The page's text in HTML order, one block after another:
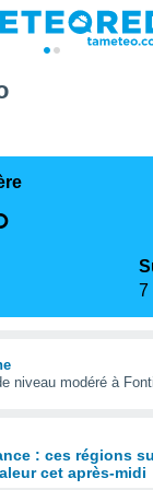
7
niveau modéré à
: ces régions
cet après-midi